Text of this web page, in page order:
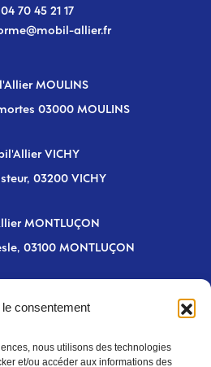
consentement
nous utilisons des technologies
et/ou accéder aux informations des
04 70 45 21 17
allier.fr
MOULINS
03000 MOULINS
VICHY
03200 VICHY
MONTLUÇON
03100 MONTLUÇON
pour rester informé des
la mobilité dans l'Allier